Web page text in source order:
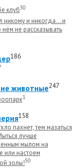
клуб30
никому и никогда... и
нём не рассказывать
186
животные247
1
158
пахнет, тем мазаться
лучше
мылом на
или настоем
золы!50